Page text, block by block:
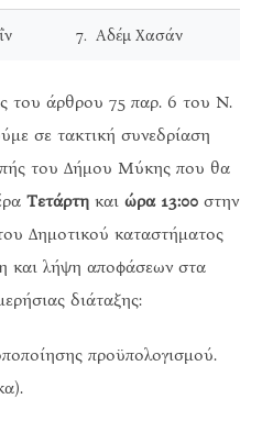
7. Αδέμ Χασάν
του άρθρου 75 παρ. 6 του Ν.
σε τακτική συνεδρίαση
του Δήμου Μύκης που θα
Τετάρτη και ώρα 13:00 στην
Δημοτικού καταστήματος
και λήψη αποφάσεων στα
διάταξης:
προϋπολογισμού.